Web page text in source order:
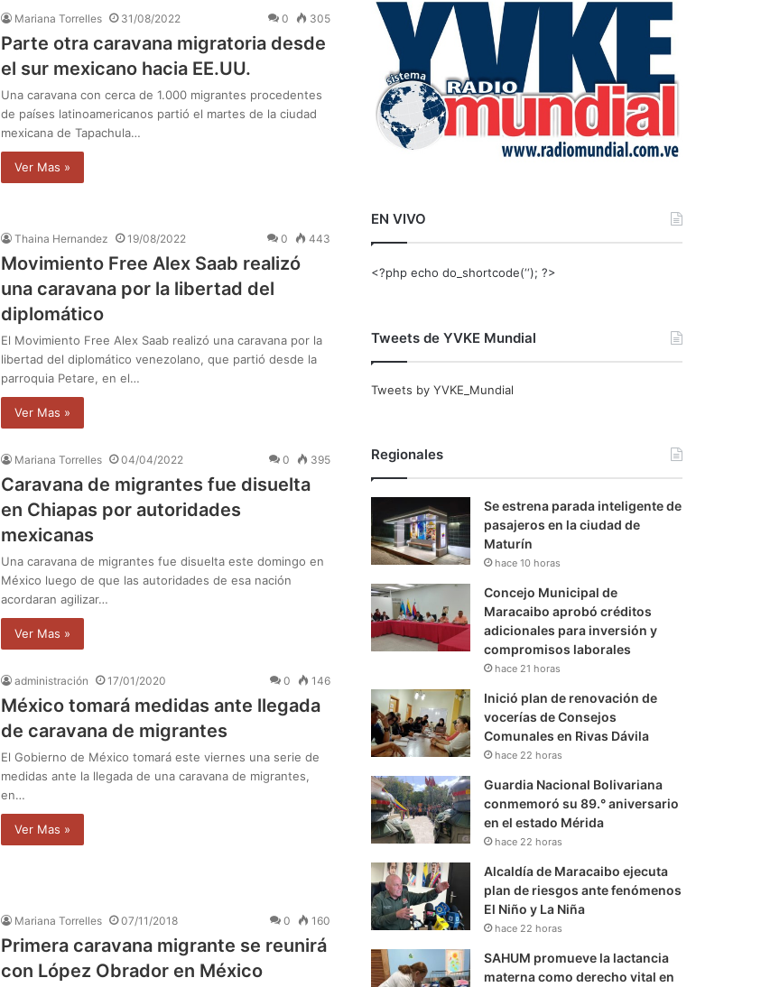
Mariana Torrelles 31/08/2022 0 305
Parte otra caravana migratoria desde
el sur mexicano hacia EE.UU.
Una caravana con cerca de 1.000 migrantes procedentes
de países latinoamericanos partió el martes de la ciudad
mexicana de Tapachula…
Ver Mas »
Thaina Hernandez 19/08/2022 0 443
Movimiento Free Alex Saab realizó
una caravana por la libertad del
diplomático
El Movimiento Free Alex Saab realizó una caravana por la
libertad del diplomático venezolano, que partió desde la
parroquia Petare, en el…
Ver Mas »
Mariana Torrelles 04/04/2022 0 395
Caravana de migrantes fue disuelta
en Chiapas por autoridades
mexicanas
Una caravana de migrantes fue disuelta este domingo en
México luego de que las autoridades de esa nación
acordaran agilizar…
Ver Mas »
administración 17/01/2020 0 146
México tomará medidas ante llegada
de caravana de migrantes
El Gobierno de México tomará este viernes una serie de
medidas ante la llegada de una caravana de migrantes,
en…
Ver Mas »
Mariana Torrelles 07/11/2018 0 160
Primera caravana migrante se reunirá
con López Obrador en México
r
EN VIVO
<?php echo do_shortcode(‘‘); ?>
Tweets de YVKE Mundial
Tweets by YVKE_Mundial
Regionales
Se estrena parada inteligente de
pasajeros en la ciudad de
Maturín
hace 10 horas
Concejo Municipal de
Maracaibo aprobó créditos
adicionales para inversión y
compromisos laborales
hace 21 horas
Inició plan de renovación de
vocerías de Consejos
Comunales en Rivas Dávila
hace 22 horas
Guardia Nacional Bolivariana
conmemoró su 89.° aniversario
en el estado Mérida
hace 22 horas
Alcaldía de Maracaibo ejecuta
plan de riesgos ante fenómenos
El Niño y La Niña
hace 22 horas
SAHUM promueve la lactancia
materna como derecho vital en